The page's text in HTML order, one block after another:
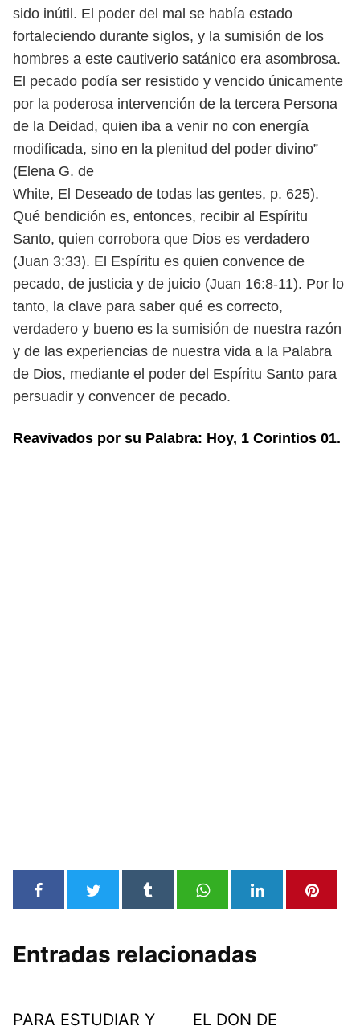
sido inútil. El poder del mal se había estado
fortaleciendo durante siglos, y la sumisión de los
hombres a este cautiverio satánico era asombrosa.
El pecado podía ser resistido y vencido únicamente
por la poderosa intervención de la tercera Persona
de la Deidad, quien iba a venir no con energía
modificada, sino en la plenitud del poder divino”
(Elena G. de
White, El Deseado de todas las gentes, p. 625).
Qué bendición es, entonces, recibir al Espíritu
Santo, quien corrobora que Dios es verdadero
(Juan 3:33). El Espíritu es quien convence de
pecado, de justicia y de juicio (Juan 16:8-11). Por lo
tanto, la clave para saber qué es correcto,
verdadero y bueno es la sumisión de nuestra razón
y de las experiencias de nuestra vida a la Palabra
de Dios, mediante el poder del Espíritu Santo para
persuadir y convencer de pecado.
Reavivados por su Palabra: Hoy, 1 Corintios 01.
Entradas relacionadas
PARA ESTUDIAR Y EL DON DE